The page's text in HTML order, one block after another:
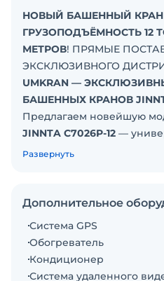
НОВЫЙ БАШЕННЫЙ КРАН
ГРУЗОПОДЪЁМНОСТЬ 12
МЕТРОВ! ПРЯМЫЕ
ЭКСКЛЮЗИВНОГО
UMKRAN —
БАШЕННЫХ КРАНОВ
Предлагаем новейшую
JINNTA C7026P-12 —
высотного и
системы безопасности.
C7026P-12:
Усиленная конструкция
Развернуть
Дополнительное
Система GPS
Обогреватель
Кондиционер
Система удаленного